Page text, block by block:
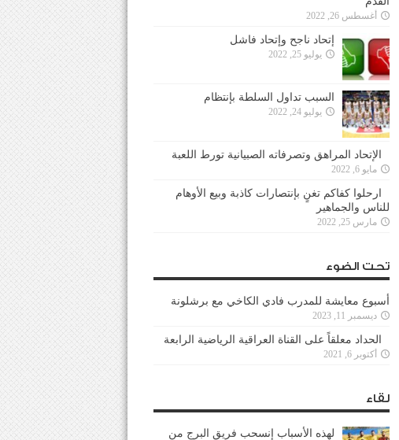
أغسطس 26, 2022
إتحاد ناجح وإتحاد فاشل
يوليو 25, 2022
السبب تداول السلطة بإنتظام
يوليو 24, 2022
الإتحاد المراهق وتصرفاته الصبيانية تورط اللعبة
مايو 6, 2022
ارحلوا كفاكم تغنٍ بإنتصارات كاذبة وبيع الأوهام
للناس والجماهير
مارس 25, 2022
تحت الضوء
أسبوع معايشة للمدرب فادي الكاخي مع برشلونة
ديسمبر 11, 2023
الحداد معلقاً على القناة العراقية الرياضية الرابعة
أكتوبر 6, 2021
لقاء
لهذه الأسباب إنسحب فريق البرج من